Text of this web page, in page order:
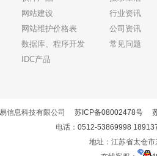
网站建设
网站维护价格表
数据库、程序开发
IDC产品
行业资讯
公司资讯
常见问题
信息科技有限公司 苏ICP备08002478号
电话： 0512-53869998
地址：江苏省太仓